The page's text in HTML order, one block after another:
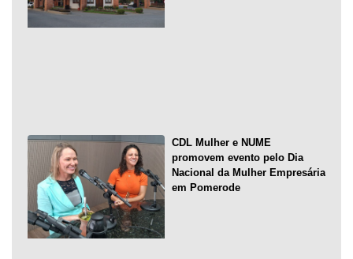
CDL Mulher e NUME
promovem evento pelo Dia
Nacional da Mulher Empresária
em Pomerode